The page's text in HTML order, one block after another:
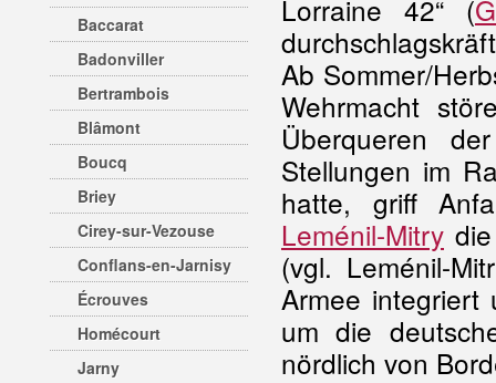
Baccarat
Badonviller
Bertrambois
Blâmont
Boucq
Briey
Cirey-sur-Vezouse
Conflans-en-Jarnisy
Écrouves
Homécourt
Jarny
Lorraine 42“ (
Ab Sommer/
Wehrmacht
Überqueren
Stellungen im
hatte, griff
Leménil-Mitry
(vgl. Leménil-
Armee
um die
nördlich von